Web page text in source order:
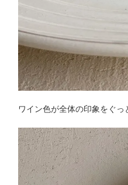
ワイン色が全体の印象をぐっ